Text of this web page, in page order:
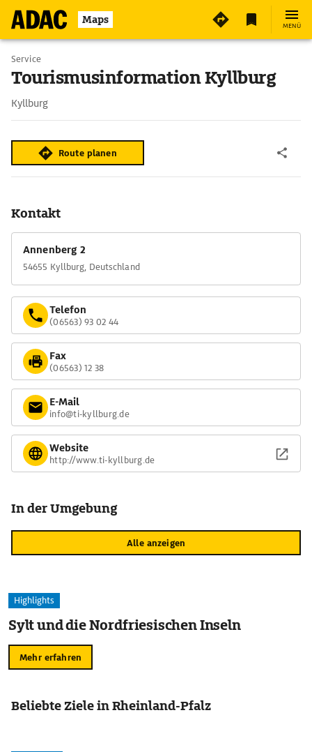
Maps MENÜ
Service
Tourismusinformation Kyllburg
Kyllburg
Route planen
Kontakt
Annenberg 2
54655 Kyllburg, Deutschland
Telefon
(06563) 93 02 44
Fax
(06563) 12 38
E-Mail
info@ti-kyllburg.de
Website
http://www.ti-kyllburg.de
In der Umgebung
Alle anzeigen
Highlights
Sylt und die Nordfriesischen Inseln
Mehr erfahren
Beliebte Ziele in Rheinland-Pfalz